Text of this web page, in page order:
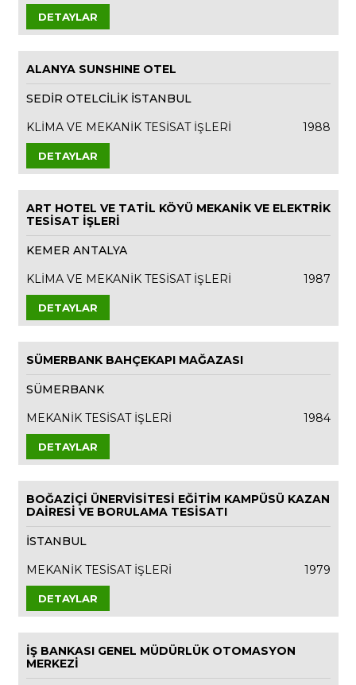
DETAYLAR
ALANYA SUNSHINE OTEL
SEDİR OTELCİLİK İSTANBUL
KLİMA VE MEKANİK TESİSAT İŞLERİ
1988
DETAYLAR
ART HOTEL VE TATİL KÖYÜ MEKANİK VE ELEKTRİK
TESİSAT İŞLERİ
KEMER ANTALYA
KLİMA VE MEKANİK TESİSAT İŞLERİ
1987
DETAYLAR
SÜMERBANK BAHÇEKAPI MAĞAZASI
SÜMERBANK
MEKANİK TESİSAT İŞLERİ
1984
DETAYLAR
BOĞAZİÇİ ÜNERVİSİTESİ EĞİTİM KAMPÜSÜ KAZAN
DAİRESİ VE BORULAMA TESİSATI
İSTANBUL
MEKANİK TESİSAT İŞLERİ
1979
DETAYLAR
İŞ BANKASI GENEL MÜDÜRLÜK OTOMASYON
MERKEZİ